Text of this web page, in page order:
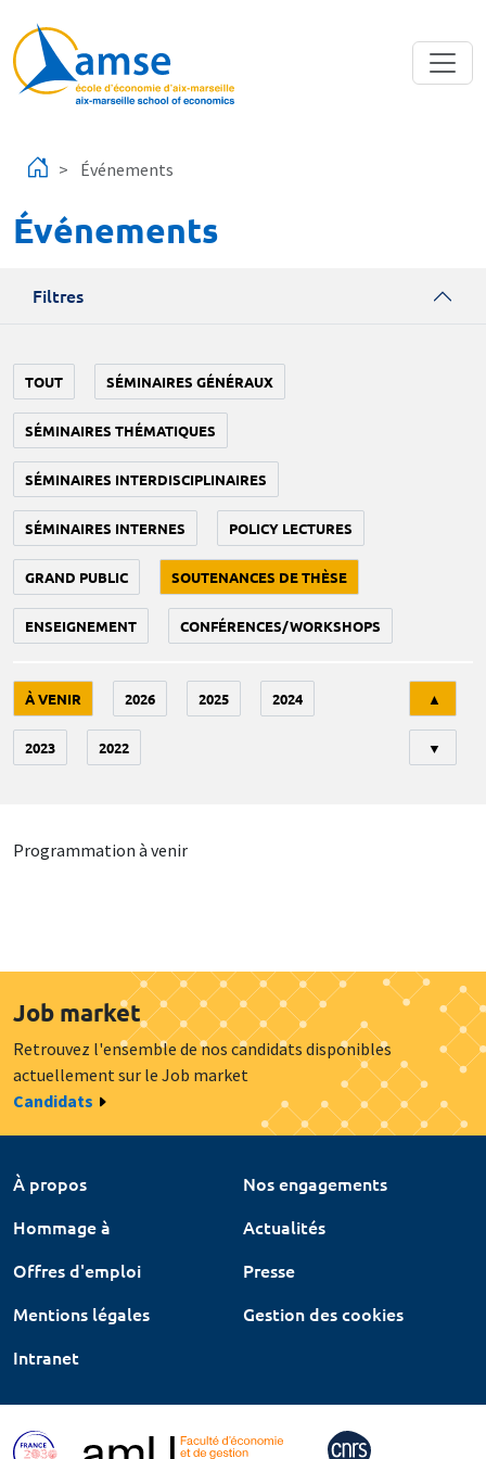
Événements
Événements
Filtres
TOUT SÉMINAIRES GÉNÉRAUX
SÉMINAIRES THÉMATIQUES
SÉMINAIRES INTERDISCIPLINAIRES
SÉMINAIRES INTERNES POLICY LECTURES
GRAND PUBLIC SOUTENANCES DE THÈSE
ENSEIGNEMENT CONFÉRENCES/WORKSHOPS
À VENIR 2026 2025 2024
2023 2022
▲
▼
Programmation à venir
Job market
Retrouvez l'ensemble de nos candidats disponibles
actuellement sur le Job market
Candidats
À propos
Nos engagements
Hommage à
Actualités
Offres d'emploi
Presse
Mentions légales
Gestion des cookies
Intranet